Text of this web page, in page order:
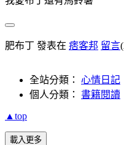
肥布丁 發表在 痞客邦 留言
全站分類： 心情日記
個人分類： 書籍閱讀
▲top
載入更多